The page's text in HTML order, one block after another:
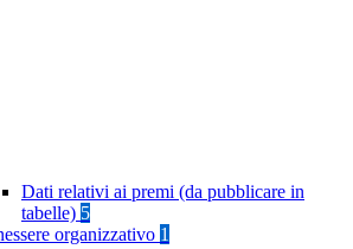
Dati relativi ai premi (da pubblicare in
tabelle) 5
organizzativo 1